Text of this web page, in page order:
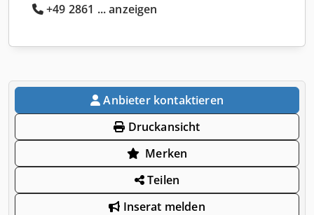
+49 2861 ... anzeigen
Anbieter kontaktieren
Druckansicht
Merken
Teilen
Inserat melden